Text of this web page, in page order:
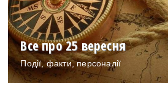
Все про 25 вересня
Події, факти, персоналії